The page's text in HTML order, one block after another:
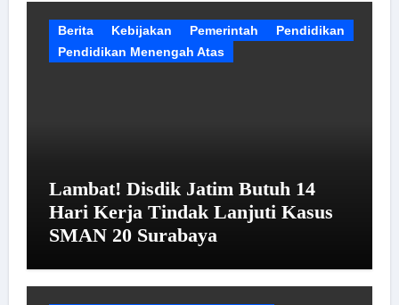
Berita Kebijakan Pemerintah
Pendidikan
Pendidikan Menengah Atas
Lambat! Disdik Jatim Butuh 14
Hari Kerja Tindak Lanjuti Kasus
SMAN 20 Surabaya